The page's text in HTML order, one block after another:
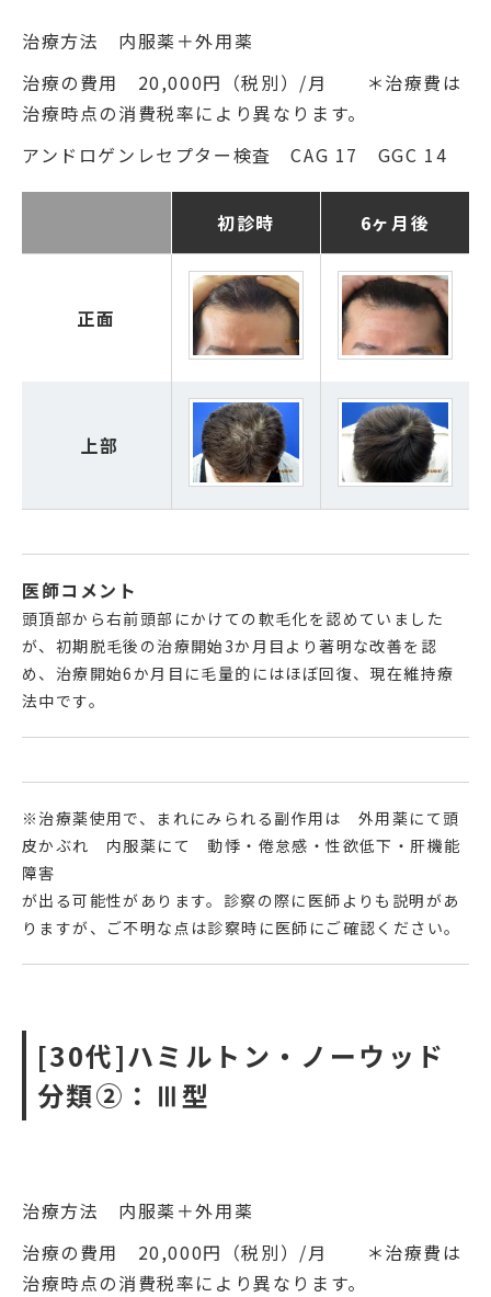
治療方法 内服薬＋外用薬
治療の費用 20,000円（税別）/月 ＊治療費は
治療時点の消費税率により異なります。
アンドロゲンレセプター検査 CAG 17 GGC 14
初診時 6ヶ月後
正面
上部
医師コメント
頭頂部から右前頭部にかけての軟毛化を認めていました
が、初期脱毛後の治療開始3か月目より著明な改善を認
め、治療開始6か月目に毛量的にはほぼ回復、現在維持療
法中です。
※治療薬使用で、まれにみられる副作用は 外用薬にて頭
皮かぶれ 内服薬にて 動悸・倦怠感・性欲低下・肝機能
障害
が出る可能性があります。診察の際に医師よりも説明があ
りますが、ご不明な点は診察時に医師にご確認ください。
[30代]ハミルトン・ノーウッド
分類②：Ⅲ型
治療方法 内服薬＋外用薬
治療の費用 20,000円（税別）/月 ＊治療費は
治療時点の消費税率により異なります。